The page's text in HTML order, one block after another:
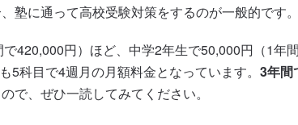
に通って高校受験対策をするのが一般的です。
420,000円）ほど、中学2年生で50,000円（1年
科目で4週月の月額料金となっています。 3年間
で、ぜひ一読してみてください。